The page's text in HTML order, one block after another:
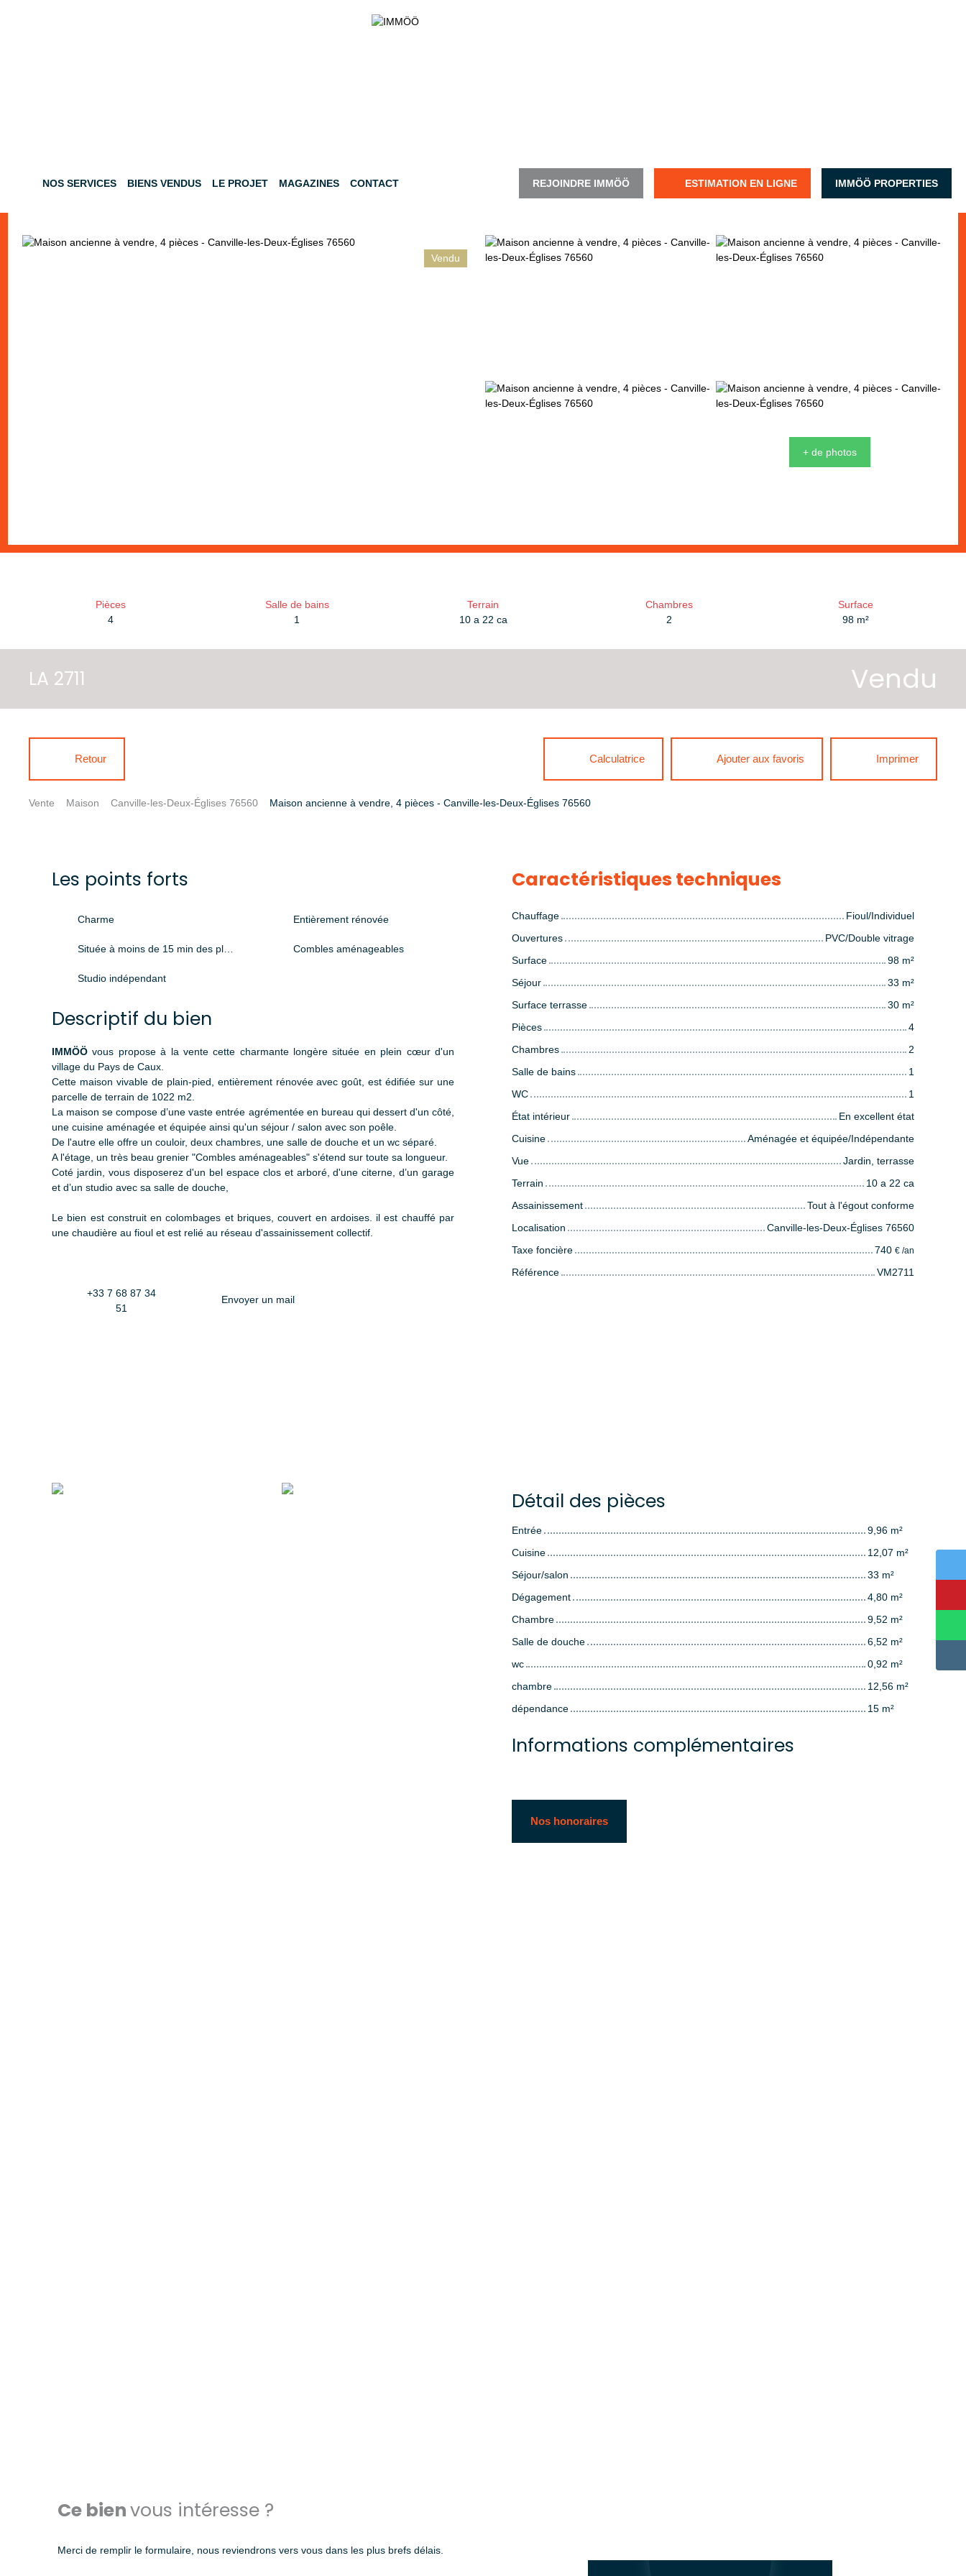
NOS SERVICES BIENS VENDUS LE PROJET MAGAZINES CONTACT REJOINDRE IMMÖÖ ESTIMATION EN LIGNE IMMÖÖ PROPERTIES
Vendu
+ de photos
Pièces
4
Salle de bains
1
Terrain
10 a 22 ca
Chambres
2
Surface
98 m²
LA 2711 Vendu
Retour Calculatrice Ajouter aux favoris Imprimer
Vente Maison Canville-les-Deux-Églises 76560 Maison ancienne à vendre, 4 pièces - Canville-les-Deux-Églises 76560
Les points forts
Charme Entièrement rénovée
Combles aménageables
Studio indépendant
Descriptif du bien
IMMÖÖ vous propose à la vente cette charmante longère située en plein cœur d'un
village du Pays de Caux.
Cette maison vivable de plain-pied, entièrement rénovée avec goût, est édifiée sur une
parcelle de terrain de 1022 m2.
La maison se compose d’une vaste entrée agrémentée en bureau qui dessert d'un côté,
une cuisine aménagée et équipée ainsi qu'un séjour / salon avec son poêle.
De l'autre elle offre un couloir, deux chambres, une salle de douche et un wc séparé.
A l'étage, un très beau grenier "Combles aménageables" s'étend sur toute sa longueur.
Coté jardin, vous disposerez d'un bel espace clos et arboré, d'une citerne, d’un garage
et d’un studio avec sa salle de douche,
Le bien est construit en colombages et briques, couvert en ardoises. il est chauffé par
une chaudière au fioul et est relié au réseau d'assainissement collectif.
+33 7 68 87 34
51
Envoyer un mail
Caractéristiques techniques
Chauffage
Fioul/Individuel
Ouvertures
PVC/Double vitrage
Surface
98 m²
Séjour
33 m²
Surface terrasse
30 m²
Pièces
4
Chambres
2
Salle de bains
1
WC
1
État intérieur
En excellent état
Cuisine
Aménagée et équipée/Indépendante
Vue
Jardin, terrasse
Terrain
10 a 22 ca
Assainissement
Tout à l'égout conforme
Localisation
Canville-les-Deux-Églises 76560
Taxe foncière
740 € /an
Référence VM2711
Détail des pièces
Entrée
9,96 m²
Cuisine
12,07 m²
Séjour/salon
33 m²
Dégagement
4,80 m²
Chambre
9,52 m²
Salle de douche
6,52 m²
wc
0,92 m²
chambre
12,56 m²
dépendance
15 m²
Informations complémentaires
Nos honoraires
Ce bienvous intéresse ?
Merci de remplir le formulaire, nous reviendrons vers vous dans les plus brefs délais.